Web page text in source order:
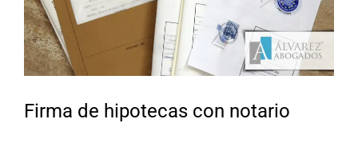
Firma de hipotecas con notario